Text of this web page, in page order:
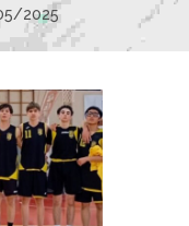
2025